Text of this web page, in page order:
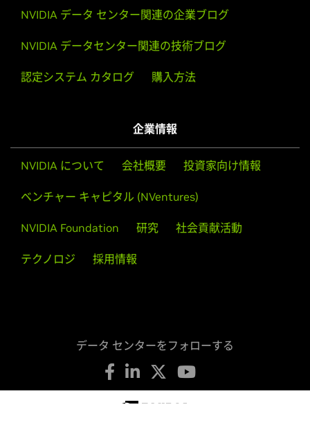
NVIDIA データ センター関連の企業ブログ
NVIDIA データセンター関連の技術ブログ
認定システム カタログ 購入方法
企業情報
NVIDIA について 会社概要 投資家向け情報
ベンチャー キャピタル (NVentures)
NVIDIA Foundation 研究 社会貢献活動
テクノロジ 採用情報
データ センターをフォローする